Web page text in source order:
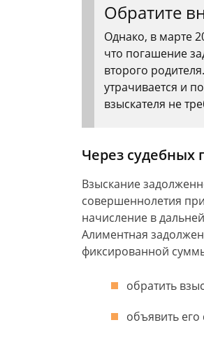
Обратите
Однако, в марте
что погашение
второго
утрачивается и
взыскателя не
Через судебных
Взыскание
совершеннолетия
начисление в
Алиментная
фиксированной
обратить
объявить